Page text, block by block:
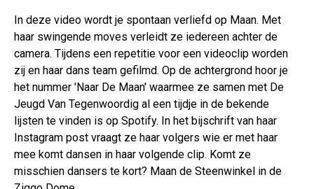
In deze video wordt je spontaan verliefd op Maan. Met
haar swingende moves verleidt ze iedereen achter de
camera. Tijdens een repetitie voor een videoclip worden
zij en haar dans team gefilmd. Op de achtergrond hoor je
het nummer 'Naar De Maan' waarmee ze samen met De
Jeugd Van Tegenwoordig al een tijdje in de bekende
lijsten te vinden is op Spotify. In het bijschrift van haar
Instagram post vraagt ze haar volgers wie er met haar
mee komt dansen in haar volgende clip. Komt ze
misschien dansers te kort? Maan de Steenwinkel in de